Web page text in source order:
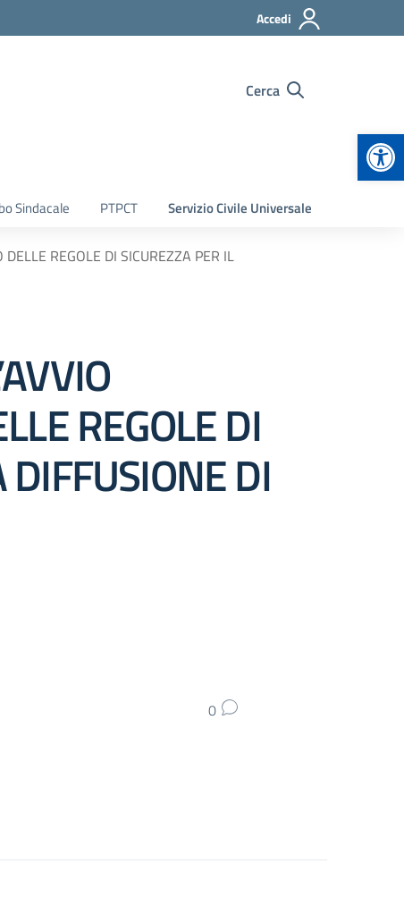
Accedi
Cerca
Sindacale PTPCT Servizio Civile Universale
DELLE REGOLE DI SICUREZZA PER IL
REGOLE DI
DI
0